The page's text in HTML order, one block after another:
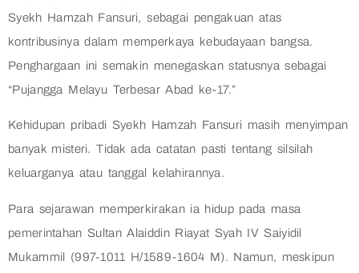
Syekh Hamzah Fansuri, sebagai pengakuan atas
kontribusinya dalam memperkaya kebudayaan bangsa.
Penghargaan ini semakin menegaskan statusnya sebagai
“Pujangga Melayu Terbesar Abad ke-17.”
Kehidupan pribadi Syekh Hamzah Fansuri masih menyimpan
banyak misteri. Tidak ada catatan pasti tentang silsilah
keluarganya atau tanggal kelahirannya.
Para sejarawan memperkirakan ia hidup pada masa
pemerintahan Sultan Alaiddin Riayat Syah IV Saiyidil
Mukammil (997-1011 H/1589-1604 M). Namun, meskipun